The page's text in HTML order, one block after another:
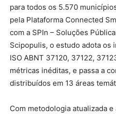
para todos os 5.570
pela Plataforma Connected
com a SPIn – Soluções
Scipopulis, o estudo adota os
ISO ABNT 37120, 37122,
métricas inéditas, e passa a
distribuídos em 13 áreas
Com metodologia atualizada